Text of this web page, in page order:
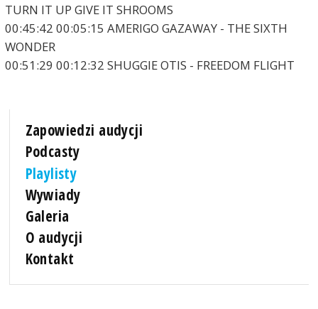
TURN IT UP GIVE IT SHROOMS
00:45:42 00:05:15 AMERIGO GAZAWAY - THE SIXTH
WONDER
00:51:29 00:12:32 SHUGGIE OTIS - FREEDOM FLIGHT
Zapowiedzi audycji
Podcasty
Playlisty
Wywiady
Galeria
O audycji
Kontakt